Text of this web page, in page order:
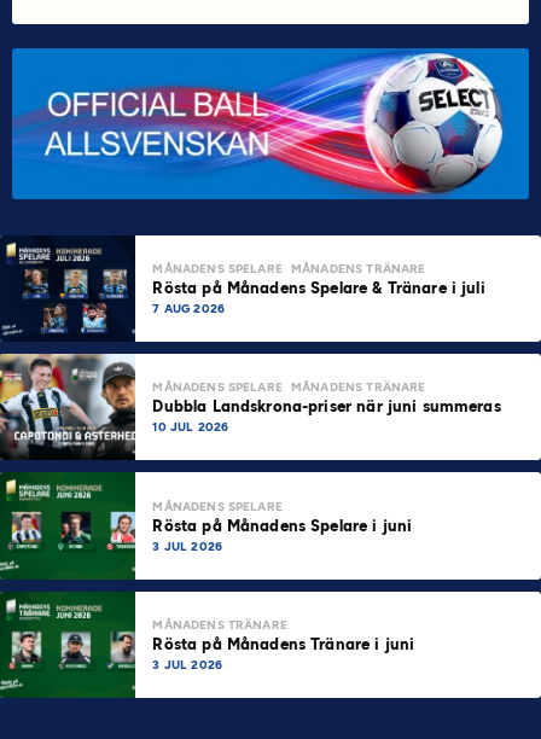
MÅNADENS SPELARE MÅNADENS TRÄNARE
Rösta på Månadens Spelare & Tränare i juli
7 AUG 2026
MÅNADENS SPELARE MÅNADENS TRÄNARE
Dubbla Landskrona-priser när juni summeras
10 JUL 2026
MÅNADENS SPELARE
Rösta på Månadens Spelare i juni
3 JUL 2026
MÅNADENS TRÄNARE
Rösta på Månadens Tränare i juni
3 JUL 2026